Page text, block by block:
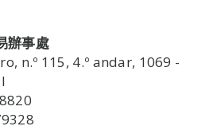
辦事處
n.º 115, 4.º andar, 1069 -